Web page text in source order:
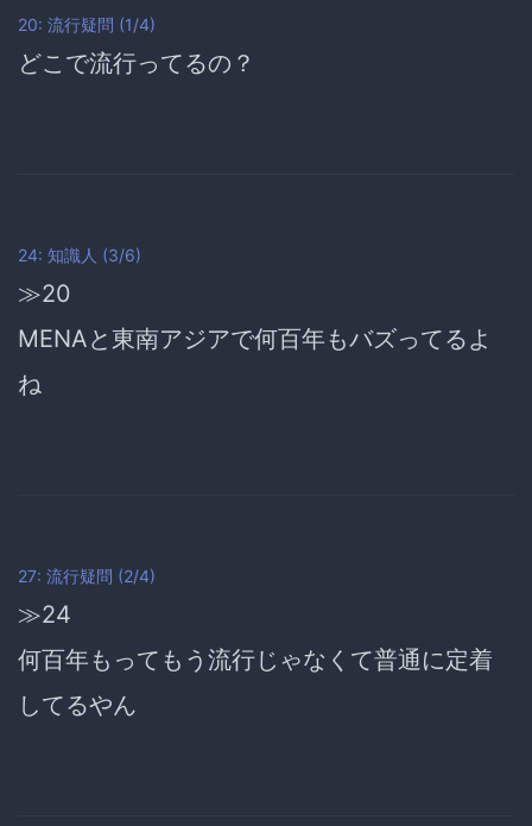
20: 流行疑問 (1/4)
どこで流行ってるの？
24: 知識人 (3/6)
≫20
MENAと東南アジアで何百年もバズってるよ
ね
27: 流行疑問 (2/4)
≫24
何百年もってもう流行じゃなくて普通に定着
してるやん